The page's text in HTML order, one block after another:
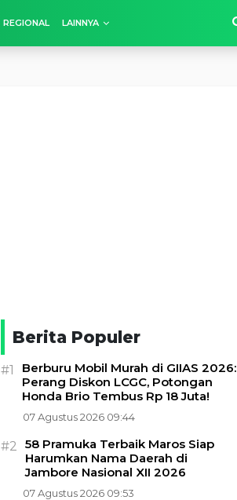
REGIONAL LAINNYA
Berita Populer
#1
Berburu Mobil Murah di GIIAS 2026:
Perang Diskon LCGC, Potongan
Honda Brio Tembus Rp 18 Juta!
07 Agustus 2026 09:44
#2 58 Pramuka Terbaik Maros Siap
Harumkan Nama Daerah di
Jambore Nasional XII 2026
07 Agustus 2026 09:53